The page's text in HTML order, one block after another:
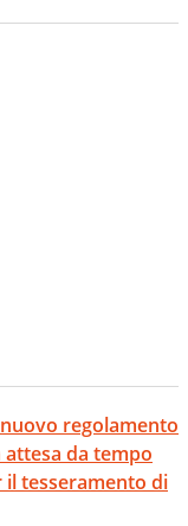
regolamento
da tempo
il tesseramento di